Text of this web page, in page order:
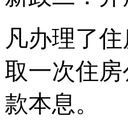
凡办理了
取一次住
款本息。